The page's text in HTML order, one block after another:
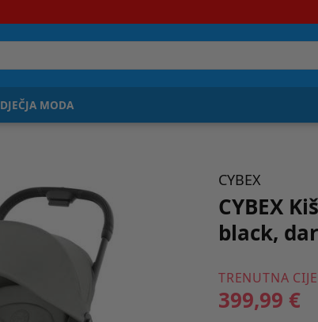
DJEČJA MODA
CYBEX
CYBEX
black,
TRENUTNA
399,99 €